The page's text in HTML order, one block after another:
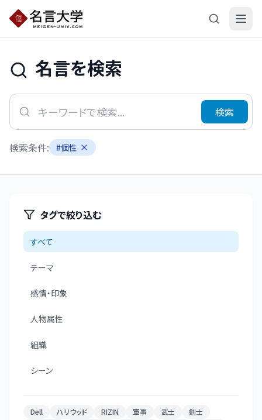
名言を検索
検索
検索条件: #個性
タグで絞り込む
すべて
テーマ
感情・印象
人物属性
組織
シーン
Dell ハリウッド RIZIN 軍事 武士
剣士